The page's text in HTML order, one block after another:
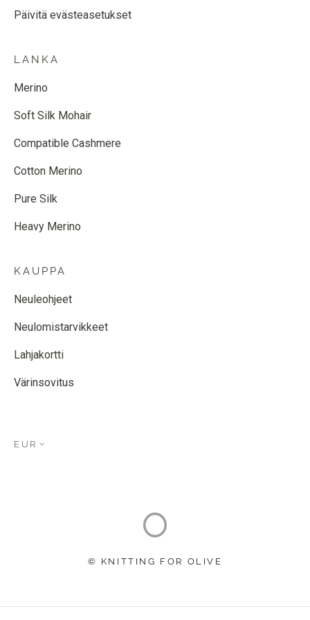
Päivitä evästeasetukset
LANKA
Merino
Soft Silk Mohair
Compatible Cashmere
Cotton Merino
Pure Silk
Heavy Merino
KAUPPA
Neuleohjeet
Neulomistarvikkeet
Lahjakortti
Värinsovitus
EUR
© KNITTING FOR OLIVE